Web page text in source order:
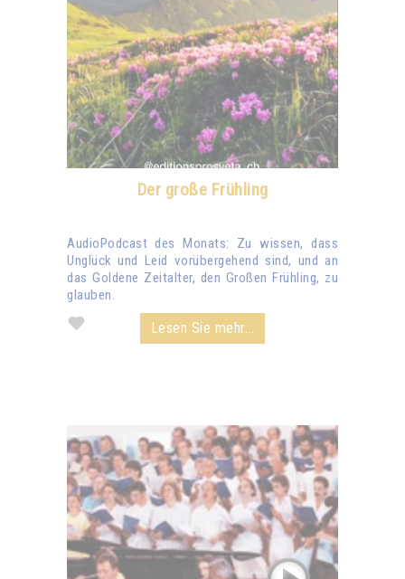
Der große Frühling
AudioPodcast des Monats: Zu wissen, dass
Unglück und Leid vorübergehend sind, und an
das Goldene Zeitalter, den Großen Frühling, zu
glauben.
Lesen Sie mehr...